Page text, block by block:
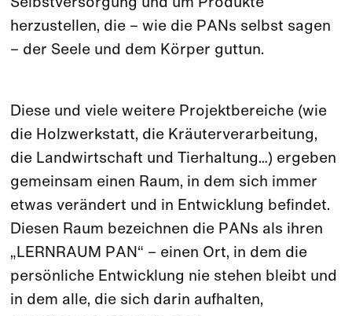
Selbstversorgung und um Produkte
herzustellen, die – wie die PANs selbst sagen
– der Seele und dem Körper guttun.
Diese und viele weitere Projektbereiche (wie
die Holzwerkstatt, die Kräuterverarbeitung,
die Landwirtschaft und Tierhaltung…) ergeben
gemeinsam einen Raum, in dem sich immer
etwas verändert und in Entwicklung befindet.
Diesen Raum bezeichnen die PANs als ihren
„LERNRAUM PAN“ – einen Ort, in dem die
persönliche Entwicklung nie stehen bleibt und
in dem alle, die sich darin aufhalten,